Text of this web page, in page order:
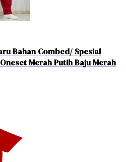
Bahan Combed/ Spesial
Merah Putih Baju Merah